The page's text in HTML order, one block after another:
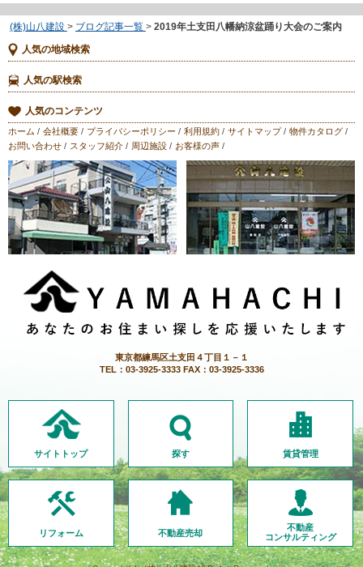
(株)山八建設 > ブログ記事一覧 > 2019年土支田八幡納涼盆踊り大会のご案内
人気の地域検索
人気の駅検索
人気のコンテンツ
ホーム / 会社概要 / プライバシーポリシー / 利用規約 / サイトマップ/ 物件カタログ /
お問い合わせ / スタッフ紹介 / 周辺施設 / お客様の声 /
東京都練馬区土支田４丁目１－１
TEL：03-3925-3333 FAX：03-3925-3336
サイトトップ 探す 賃貸管理
リフォーム 不動産売却
不動産
コンサルティング